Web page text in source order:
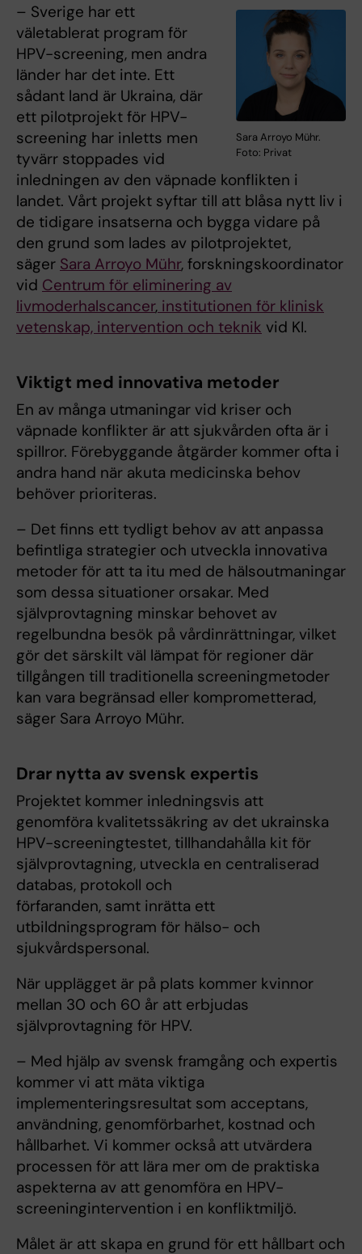
Sara Arroyo Mühr.
Foto: Privat
– Sverige har ett
väletablerat program för
HPV-screening, men andra
länder har det inte. Ett
sådant land är Ukraina, där
ett pilotprojekt för HPV-
screening har inletts men
tyvärr stoppades vid
inledningen av den väpnade konflikten i
landet. Vårt projekt syftar till att blåsa nytt liv i
de tidigare insatserna och bygga vidare på
den grund som lades av pilotprojektet,
säger Sara Arroyo Mühr, forskningskoordinator
vid Centrum för eliminering av
livmoderhalscancer, institutionen för klinisk
vetenskap, intervention och teknik vid KI.
Viktigt med innovativa metoder
En av många utmaningar vid kriser och
väpnade konflikter är att sjukvården ofta är i
spillror. Förebyggande åtgärder kommer ofta i
andra hand när akuta medicinska behov
behöver prioriteras.
– Det finns ett tydligt behov av att anpassa
befintliga strategier och utveckla innovativa
metoder för att ta itu med de hälsoutmaningar
som dessa situationer orsakar. Med
självprovtagning minskar behovet av
regelbundna besök på vårdinrättningar, vilket
gör det särskilt väl lämpat för regioner där
tillgången till traditionella screeningmetoder
kan vara begränsad eller komprometterad,
säger Sara Arroyo Mühr.
Drar nytta av svensk expertis
Projektet kommer inledningsvis att
genomföra kvalitetssäkring av det ukrainska
HPV-screeningtestet, tillhandahålla kit för
självprovtagning, utveckla en centraliserad
databas, protokoll och
förfaranden, samt inrätta ett
utbildningsprogram för hälso- och
sjukvårdspersonal.
När upplägget är på plats kommer kvinnor
mellan 30 och 60 år att erbjudas
självprovtagning för HPV.
– Med hjälp av svensk framgång och expertis
kommer vi att mäta viktiga
implementeringsresultat som acceptans,
användning, genomförbarhet, kostnad och
hållbarhet. Vi kommer också att utvärdera
processen för att lära mer om de praktiska
aspekterna av att genomföra en HPV-
screeningintervention i en konfliktmiljö.
Målet är att skapa en grund för ett hållbart och